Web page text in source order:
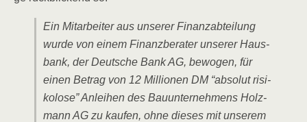
Ein Mit­ar­bei­ter aus unse­rer Finanz­ab­tei­lung
wur­de von einem Finanz­be­ra­ter unse­rer Haus­
bank, der Deut­sche Bank AG, bewo­gen, für
einen Betrag von 12 Mil­lio­nen DM “abso­lut risi­
ko­lo­se” Anlei­hen des Bau­un­ter­neh­mens Holz­
mann AG zu kau­fen, ohne die­ses mit unse­rem